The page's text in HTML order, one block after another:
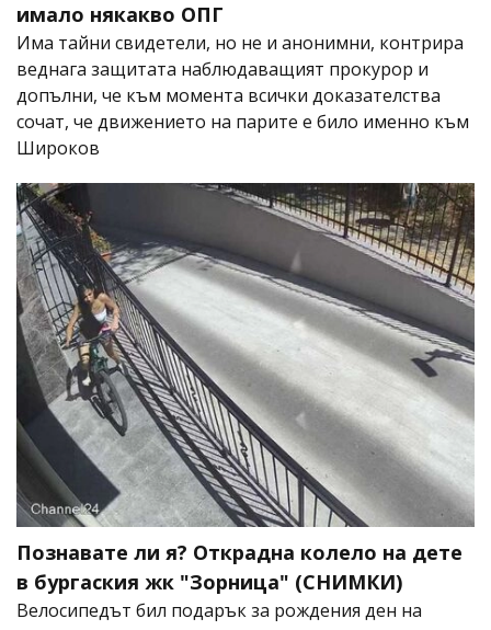
имало някакво ОПГ
Има тайни свидетели, но не и анонимни, контрира
веднага защитата наблюдаващият прокурор и
допълни, че към момента всички доказателства
сочат, че движението на парите е било именно към
Широков
Познавате ли я? Открадна колело на дете
в бургаския жк "Зорница" (СНИМКИ)
Велосипедът бил подарък за рождения ден на